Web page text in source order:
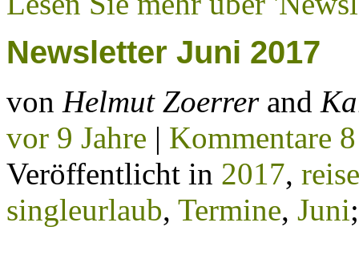
Newsletter Juni 2017
von Helmut Zoerrerand
vor 9 Jahre | Kommentare 8
Veröffentlicht in 2017,
singleurlaub, Termine, Juni;